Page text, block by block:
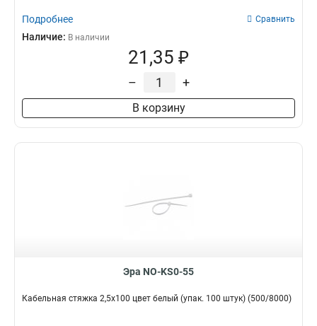
Подробнее Сравнить
Наличие: В наличии
21,35 ₽
– +
В корзину
Эра NO-KS0-55
Кабельная стяжка 2,5х100 цвет белый (упак. 100 штук) (500/8000)